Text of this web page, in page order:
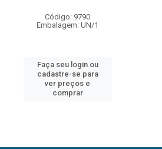
Código: 9790
Embalagem: UN/1
Faça seu login ou
cadastre-se para
ver preços e
comprar